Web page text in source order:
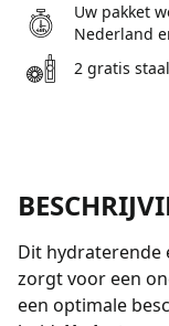
Uw pakket
Nederland
2 gratis
Dit hydraterende
zorgt voor een
een optimale